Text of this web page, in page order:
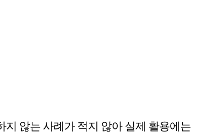
않는 사례가 적지 않아 실제 활용에는